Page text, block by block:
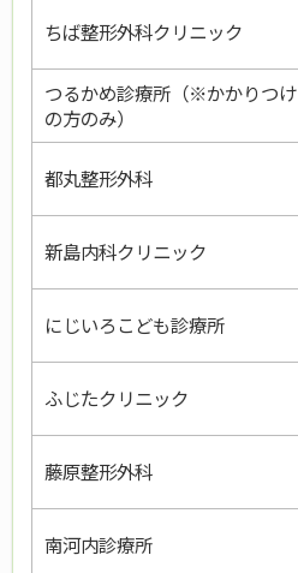
ちば整形外科クリニック
つるかめ診療所（※かかりつけ
の方のみ）
都丸整形外科
新島内科クリニック
にじいろこども診療所
ふじたクリニック
藤原整形外科
南河内診療所